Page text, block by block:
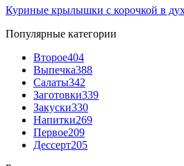
Куриные крылышки с корочкой в
Популярные категории
Второе404
Выпечка388
Салаты342
Заготовки339
Закуски330
Напитки269
Первое209
Дессерт205